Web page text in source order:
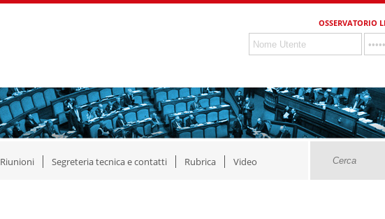
OSSERVATORIO
Riunioni Segreteria tecnica e contatti Rubrica Video